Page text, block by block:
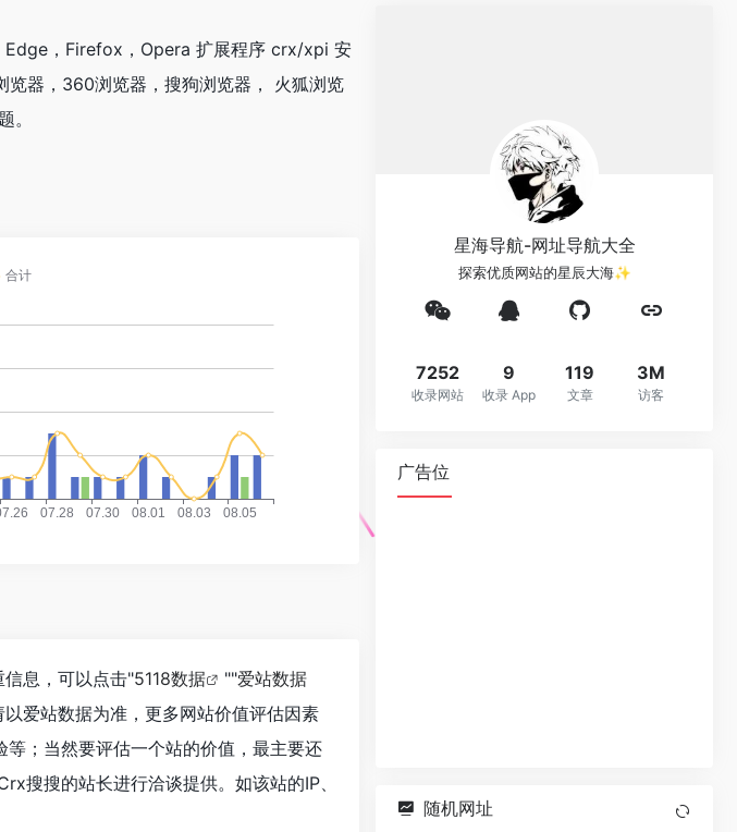
Edge，Firefox，Opera 扩展程序 crx/xpi 安
器，360浏览器，搜狗浏览器， 火狐浏览
。
息，可以点击"5118数据 ""爱站数据
爱站数据为准，更多网站价值评估因素
；当然要评估一个站的价值，最主要还
搜搜的站长进行洽谈提供。如该站的IP、
星海导航-网址导航大全
探索优质网站的星辰大海✨
7252
收录网站
9
收录 App
119
文章
3M
访客
广告位
随机网址